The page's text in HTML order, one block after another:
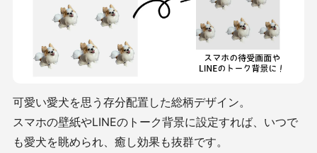
可愛い愛犬を思う存分配置した総柄デザイン。
スマホの壁紙やLINEのトーク背景に設定すれば、いつで
も愛犬を眺められ、癒し効果も抜群です。